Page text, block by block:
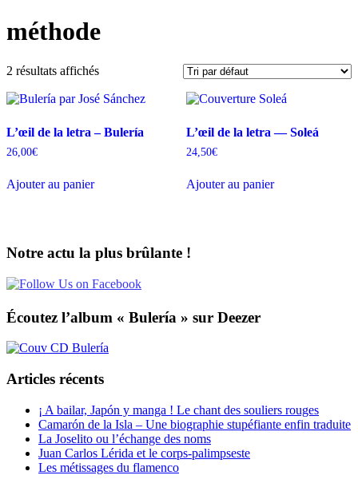
méthode
2 résultats affichés
L’œil de la letra – Bulería
26,00€
Ajouter au panier
L’œil de la letra — Soleá
24,50€
Ajouter au panier
Notre actu la plus brûlante !
Écoutez l’album « Bulería » sur Deezer
Articles récents
¡ A bailar, Japón y manga ! Le chant des souliers rouges
Camarón de la Isla – Une biographie stupéfiante enfin traduite
La Joselito ou l’échange des noms
Juan Carlos Lérida et le corps-palimpseste
Les métissages du flamenco